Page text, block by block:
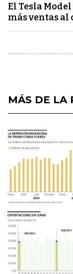
El Tesla
más ventas al
MÁS DE LA